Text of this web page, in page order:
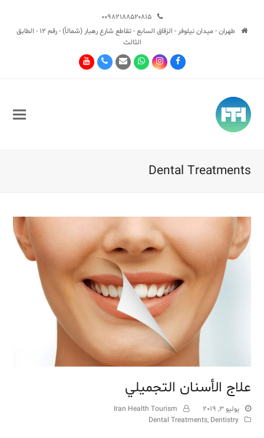
طهران - ميدان نيلوفر - الزقاق السابع - تقاطع شارع رهبار (شمالاً) - رقم 12 - الطابق
الثالث
Facebook
Instagram
Whatsapp
Email
Phone
Youtube
Dental Treatments
علاج الأسنان التجميلي
يوليو 3, 2019
Iran Health Tourism
Dental Treatments, Dentistry